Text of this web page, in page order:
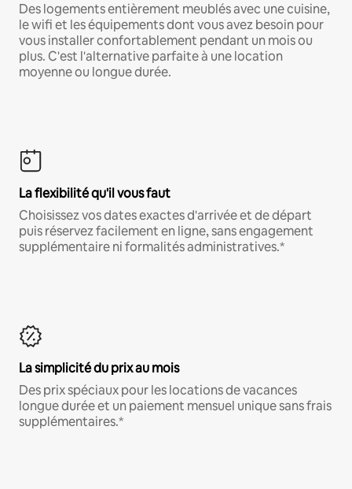
Des logements entièrement meublés avec une cuisine,
le wifi et les équipements dont vous avez besoin pour
vous installer confortablement pendant un mois ou
plus. C'est l'alternative parfaite à une location
moyenne ou longue durée.
La flexibilité qu'il vous faut
Choisissez vos dates exactes d'arrivée et de départ
puis réservez facilement en ligne, sans engagement
supplémentaire ni formalités administratives.*
La simplicité du prix au mois
Des prix spéciaux pour les locations de vacances
longue durée et un paiement mensuel unique sans frais
supplémentaires.*